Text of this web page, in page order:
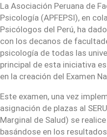
La Asociación Peruana de
Psicología (APFEPSI), en
Psicólogos del Perú, ha
con los decanos de
psicología de todas las
principal de esta iniciativa
en la creación del Examen
Este examen, una vez
asignación de plazas al
Marginal de Salud) se
basándose en los